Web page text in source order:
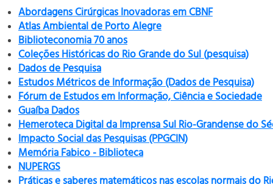
Abordagens Cirúrgicas Inovadoras em CBNF
Atlas Ambiental de Porto Alegre
Biblioteconomia 70 anos
Coleções Históricas do Rio Grande do Sul (pesquisa)
Dados de Pesquisa
Estudos Métricos de Informação (Dados de Pesquisa)
Fórum de Estudos em Informação, Ciência e Sociedade
Guaíba Dados
Hemeroteca Digital da Imprensa Sul Rio-Grandense do
Impacto Social das Pesquisas (PPGCIN)
Memória Fabico - Biblioteca
NUPERGS
Práticas e saberes matemáticos nas escolas normais do